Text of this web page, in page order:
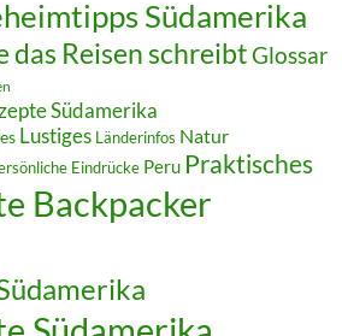
Südamerika
das Reisen schreibtGlossar
Südamerika
Lustiges Länderinfos Natur
Eindrücke Peru Praktisches
Backpacker